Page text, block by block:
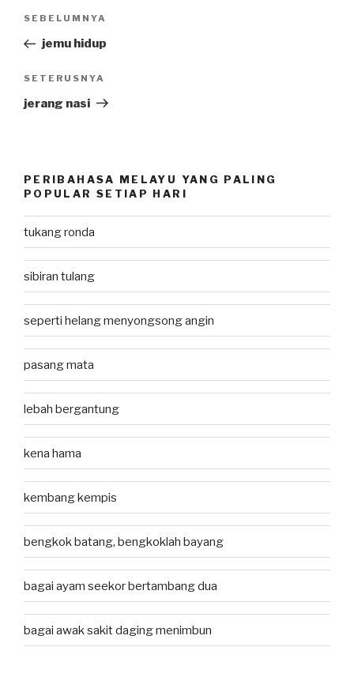
Post
Previous
Post
SEBELUMNYA
jemu hidup
Next
Post
SETERUSNYA
jerang nasi
PERIBAHASA MELAYU YANG PALING
POPULAR SETIAP HARI
tukang ronda
sibiran tulang
seperti helang menyongsong angin
pasang mata
lebah bergantung
kena hama
kembang kempis
bengkok batang, bengkoklah bayang
bagai ayam seekor bertambang dua
bagai awak sakit daging menimbun